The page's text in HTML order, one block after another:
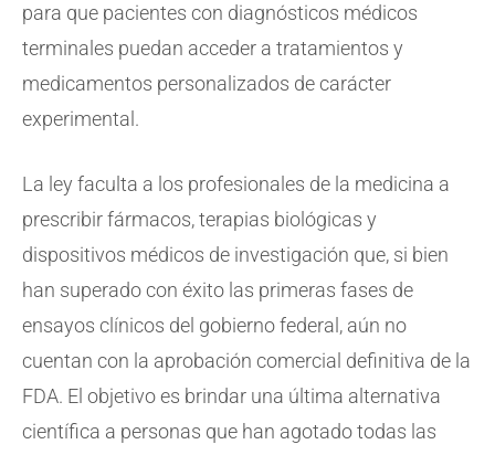
para que pacientes con diagnósticos médicos
terminales puedan acceder a tratamientos y
medicamentos personalizados de carácter
experimental.
La ley faculta a los profesionales de la medicina a
prescribir fármacos, terapias biológicas y
dispositivos médicos de investigación que, si bien
han superado con éxito las primeras fases de
ensayos clínicos del gobierno federal, aún no
cuentan con la aprobación comercial definitiva de la
FDA. El objetivo es brindar una última alternativa
científica a personas que han agotado todas las